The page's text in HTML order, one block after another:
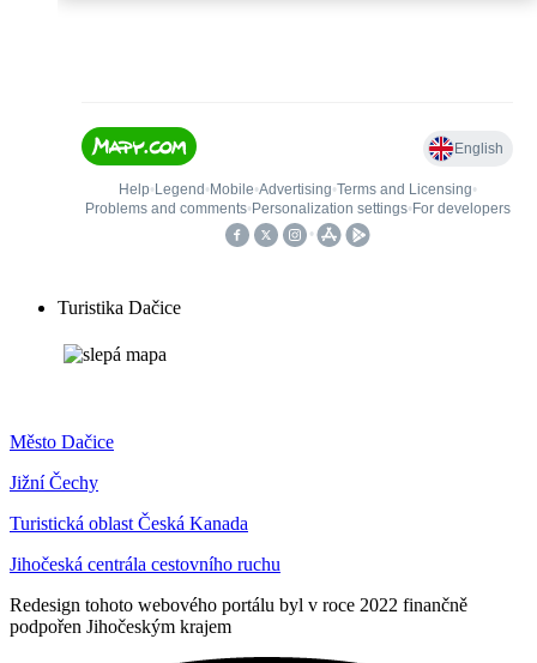
Turistika Dačice
Město Dačice
Jižní Čechy
Turistická oblast Česká Kanada
Jihočeská centrála cestovního ruchu
Redesign tohoto webového portálu byl v roce 2022 finančně
podpořen Jihočeským krajem